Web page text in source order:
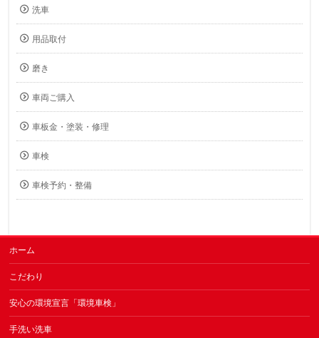
洗車
用品取付
磨き
車両ご購入
車板金・塗装・修理
車検
車検予約・整備
ホーム
こだわり
安心の環境宣言「環境車検」
手洗い洗車